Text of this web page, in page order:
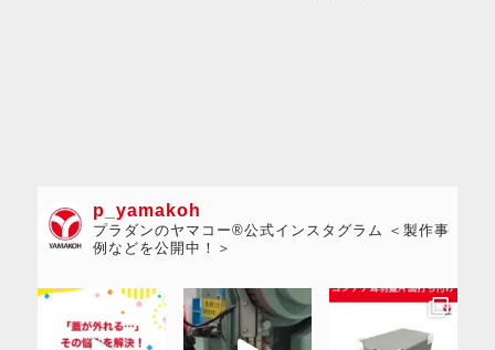
p_yamakoh
プラダンのヤマコー®公式インスタグラム ＜製作事
例などを公開中！＞